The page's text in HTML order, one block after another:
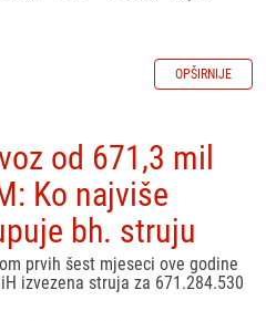
OPŠIRNIJE
od 671,3 mil
Ko najviše
bh. struju
prvih šest mjeseci ove godine
izvezena struja za 671.284.530